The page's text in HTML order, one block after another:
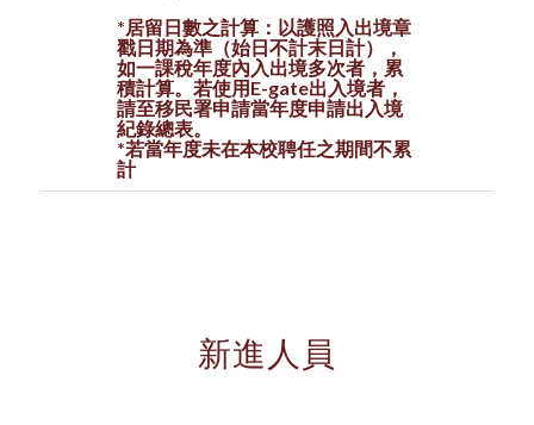
*居留日數之計算：以護照入出境章
戳日期為準（始日不計末日計），
如一課稅年度內入出境多次者，累
積計算。若使用E-gate出入境者，
請至移民署申請當年度申請出入境
紀錄總表。
*若當年度未在本校聘任之期間不累
計
新進人員